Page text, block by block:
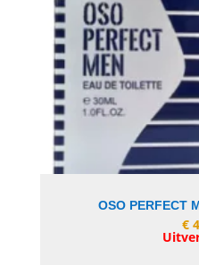
In
OSO PERFECT
€